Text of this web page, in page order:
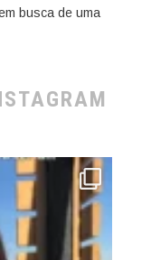
busca de uma